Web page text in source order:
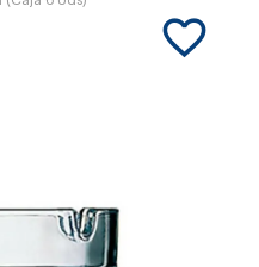
favorite_border